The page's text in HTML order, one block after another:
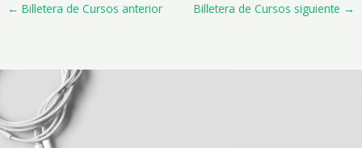
← Billetera de Cursos anterior Billetera de Cursos siguiente →